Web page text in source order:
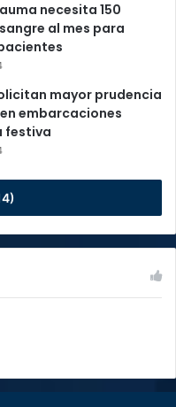
necesita 150
al mes para
mayor prudencia
embarcaciones
festiva